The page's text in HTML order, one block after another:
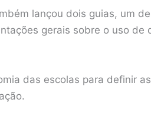
lançou dois guias, um
gerais sobre o uso de
das escolas para definir